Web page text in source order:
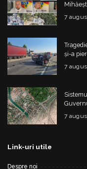
7
și-a
7
7
Link-uri utile
Despre noi